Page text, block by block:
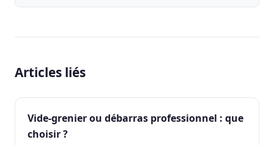
Articles liés
Vide-grenier ou débarras professionnel : que
choisir ?